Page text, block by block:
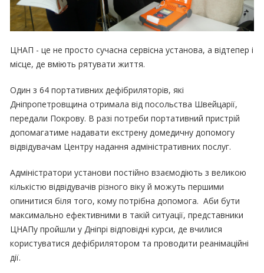
ЦНАП - це не просто сучасна сервісна установа, а відтепер і
місце, де вміють рятувати життя.
Один з 64 портативних дефібриляторів, які
Дніпропетровщина отримала від посольства Швейцарії,
передали Покрову. В разі потреби портативний пристрій
допомагатиме надавати екстрену домедичну допомогу
відвідувачам Центру надання адміністративних послуг.
Адміністратори установи постійно взаємодіють з великою
кількістю відвідувачів різного віку й можуть першими
опинитися біля того, кому потрібна допомога. Аби бути
максимально ефективними в такій ситуації, представники
ЦНАПу пройшли у Дніпрі відповідні курси, де вчилися
користуватися дефібрилятором та проводити реанімаційні
дії.